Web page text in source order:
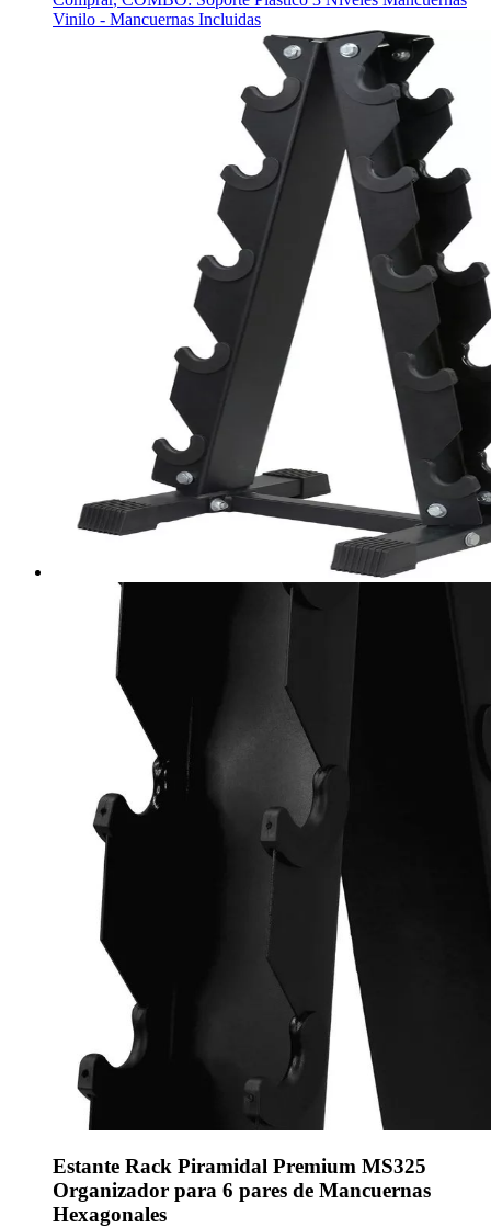
Vinilo - Mancuernas Incluidas
Estante Rack Piramidal Premium MS325
Organizador para 6 pares de Mancuernas
Hexagonales